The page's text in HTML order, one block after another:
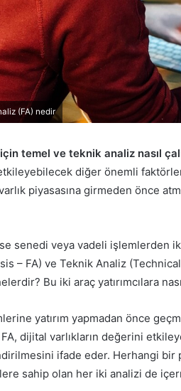
(FA) nedir
için temel ve teknik analiz nasıl
diğer önemli
varlık piyasasına girmeden önce
senedi veya vadeli işlemlerden
– FA) ve Teknik Analiz
Bu iki araç yatırımcılara
yatırım yapmadan önce
dijital varlıkların değerini
ifade eder. Herhangi bir
sahip olan her iki analizi de